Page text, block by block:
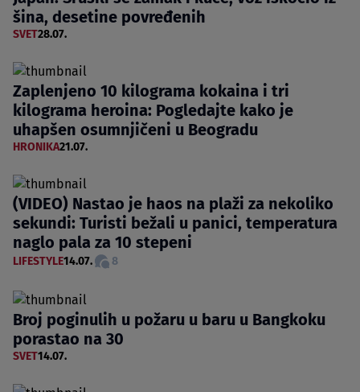
šina, desetine povređenih
SVET28.07.
Zaplenjeno 10 kilograma kokaina i tri
kilograma heroina: Pogledajte kako je
uhapšen osumnjičeni u Beogradu
HRONIKA21.07.
(VIDEO) Nastao je haos na plaži za nekoliko
sekundi: Turisti bežali u panici, temperatura
naglo pala za 10 stepeni
LIFESTYLE14.07. 8
Broj poginulih u požaru u baru u Bangkoku
porastao na 30
SVET14.07.